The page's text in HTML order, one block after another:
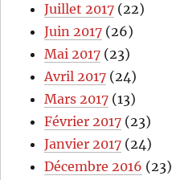
Juillet 2017 (22)
Juin 2017 (26)
Mai 2017 (23)
Avril 2017 (24)
Mars 2017 (13)
Février 2017 (23)
Janvier 2017 (24)
Décembre 2016 (23)